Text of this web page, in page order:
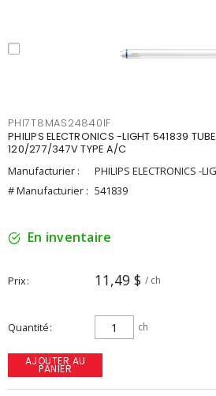
PHI7T8MAS24840IF
PHILIPS ELECTRONICS -LIGHT 541839
120/277/347V TYPE A/C
Manufacturier :
PHILIPS ELECTRONICS -
# Manufacturier : 541839
En inventaire
Prix 11,49 $ / ch
Quantité ch
AJOUTER AU
PANIER